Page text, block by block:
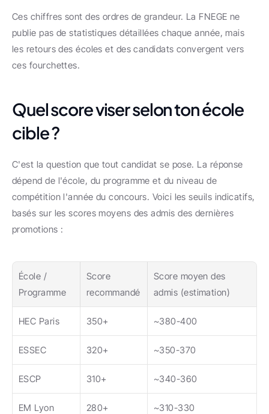
Ces chiffres sont des ordres de grandeur. La FNEGE ne
publie pas de statistiques détaillées chaque année, mais
les retours des écoles et des candidats convergent vers
ces fourchettes.
Quel score viser selon ton école
cible ?
C'est la question que tout candidat se pose. La réponse
dépend de l'école, du programme et du niveau de
compétition l'année du concours. Voici les seuils indicatifs,
basés sur les scores moyens des admis des dernières
promotions :
École /
Programme
Score
recommandé
Score moyen des
admis (estimation)
HEC Paris 350+ ~380-400
ESSEC 320+ ~350-370
ESCP 310+ ~340-360
EM Lyon 280+ ~310-330